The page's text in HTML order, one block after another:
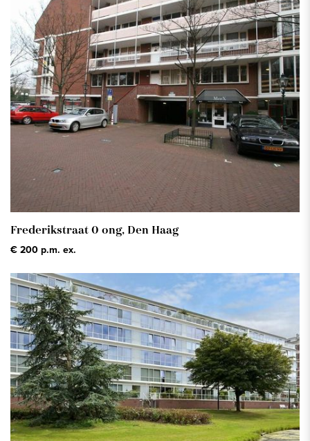
Frederikstraat 0 ong, Den Haag
€ 200 p.m. ex.